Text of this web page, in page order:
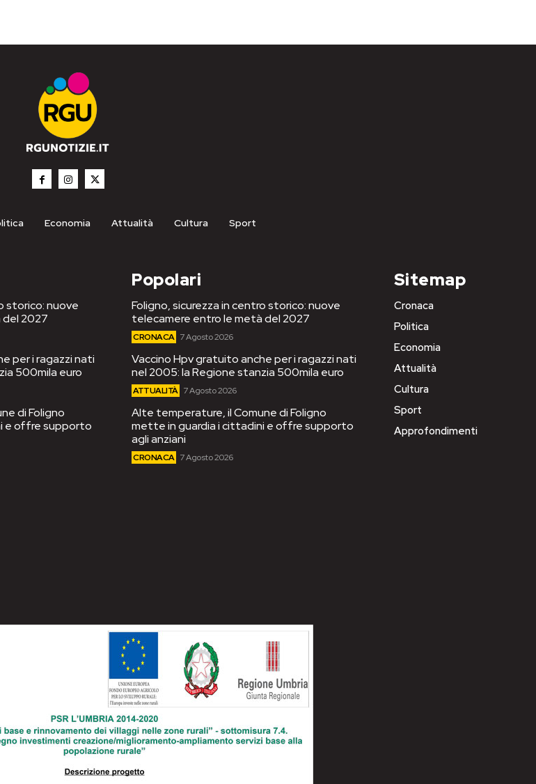
Economia Attualità Cultura Sport
storico: nuove
2027
per i ragazzi nati
500mila euro
di Foligno
e offre supporto
Popolari
Foligno, sicurezza in centro storico: nuove
telecamere entro le metà del 2027
CRONACA 7 Agosto 2026
Vaccino Hpv gratuito anche per i ragazzi nati
nel 2005: la Regione stanzia 500mila euro
ATTUALITÀ 7 Agosto 2026
Alte temperature, il Comune di Foligno
mette in guardia i cittadini e offre supporto
agli anziani
CRONACA 7 Agosto 2026
Sitemap
Cronaca
Politica
Economia
Attualità
Cultura
Sport
Approfondimenti